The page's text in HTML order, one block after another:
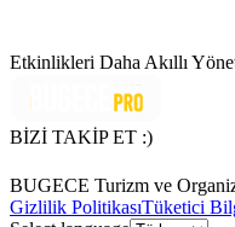
Etkinlikleri Daha Akıllı
BİZİ TAKİP ET :)
BUGECE Turizm ve
Gizlilik PolitikasıTüketici